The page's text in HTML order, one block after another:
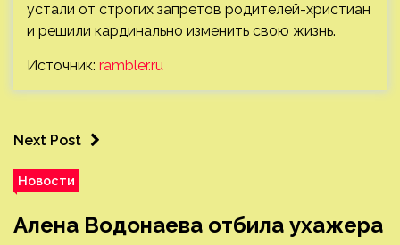
устали от строгих запретов родителей-христиан
и решили кардинально изменить свою жизнь.
Источник: rambler.ru
Next Post
Новости
Алена Водонаева отбила ухажера